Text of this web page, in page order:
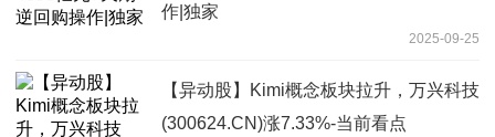
作|独家
2025-09-25
【异动股】Kimi概念板块拉升，万兴科技
(300624.CN)涨7.33%-当前看点